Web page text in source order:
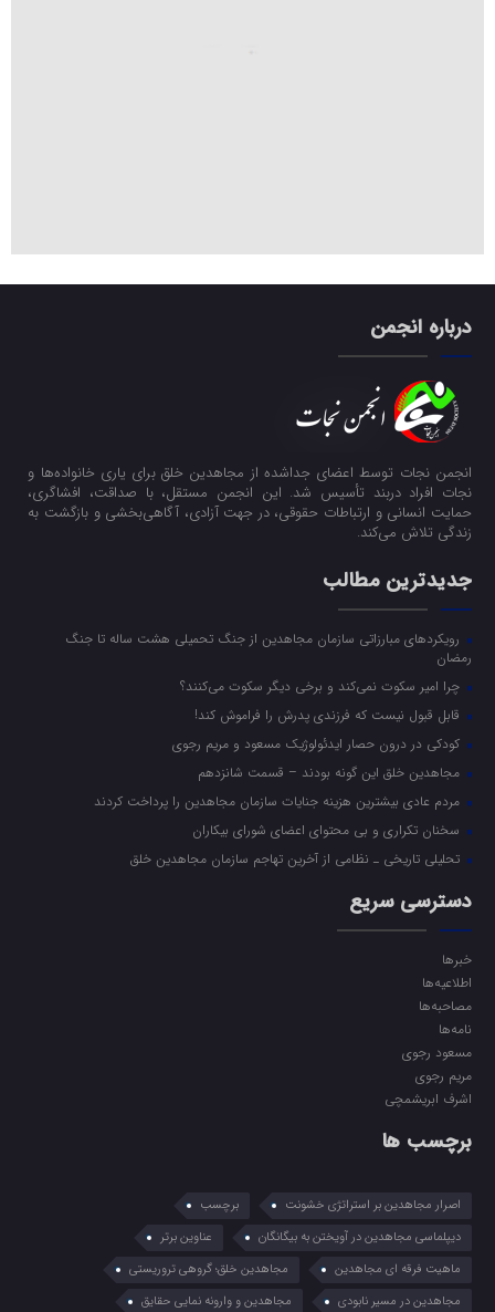
درباره انجمن
انجمن نجات توسط اعضای جداشده از مجاهدین خلق برای یاری خانواده‌ها و
نجات افراد دربند تأسیس شد. این انجمن مستقل، با صداقت، افشاگری،
حمایت انسانی و ارتباطات حقوقی، در جهت آزادی، آگاهی‌بخشی و بازگشت به
زندگی تلاش می‌کند.
جدیدترین مطالب
رویکرد‌های مبارزاتی سازمان مجاهدین از جنگ تحمیلی هشت ساله تا جنگ
رمضان
چرا امیر سکوت نمی‌کند و برخی دیگر سکوت می‌کنند؟
قابل قبول نیست که فرزندی پدرش را فراموش کند!
کودکی در درون حصار ایدئولوژیک مسعود و مریم رجوی
مجاهدین خلق این گونه بودند – قسمت شانزدهم
مردم عادی بیشترین هزینه جنایات سازمان مجاهدین را پرداخت کردند
سخنان تکراری و بی محتوای اعضای شورای بیکاران
تحلیلی تاریخی ـ نظامی از آخرین تهاجم سازمان مجاهدین خلق
دسترسی سریع
خبرها
اطلاعیه‌ها
مصاحبه‌ها
نامه‌ها
مسعود رجوی
مریم رجوی
اشرف ابریشمچی
برچسب ها
اصرار مجاهدین بر استراتژی خشونت
برچسب
دیپلماسی مجاهدین در آویختن به بیگانگان
عناوین برتر
ماهیت فرقه ای مجاهدین
مجاهدین خلق؛ گروهی تروریستی
مجاهدین در مسیر نابودی
مجاهدین و وارونه نمایی حقایق